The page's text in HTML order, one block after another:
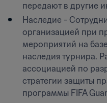
передают в другие
Наследие -
организацией при
мероприятий на
наследия турнира.
ассоциацией по
стратегии защиты
программы FIFA